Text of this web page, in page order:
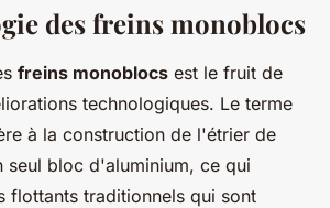
des freins monoblocs
freins monoblocs est le fruit de
technologiques. Le terme
à la construction de l'étrier de
bloc d'aluminium, ce qui
flottants traditionnels qui sont